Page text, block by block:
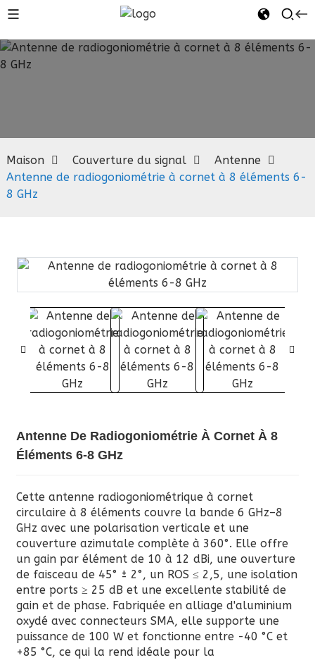
Maison Couverture du signal
Antenne
Antenne de radiogoniométrie à cornet à 8 éléments 6-
8 GHz
Antenne De Radiogoniométrie À Cornet À 8
Éléments 6-8 GHz
Cette antenne radiogoniométrique à cornet
circulaire à 8 éléments couvre la bande 6 GHz–8
GHz avec une polarisation verticale et une
couverture azimutale complète à 360°. Elle offre
un gain par élément de 10 à 12 dBi, une ouverture
de faisceau de 45° ± 2°, un ROS ≤ 2,5, une isolation
entre ports ≥ 25 dB et une excellente stabilité de
gain et de phase. Fabriquée en alliage d'aluminium
oxydé avec connecteurs SMA, elle supporte une
puissance de 100 W et fonctionne entre -40 °C et
+85 °C, ce qui la rend idéale pour la